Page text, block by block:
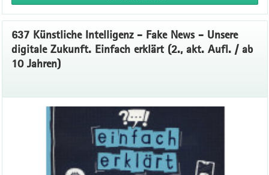
637 Künstliche Intelligenz - Fake News - Unsere
digitale Zukunft. Einfach erklärt (2., akt. Aufl. / ab
10 Jahren)